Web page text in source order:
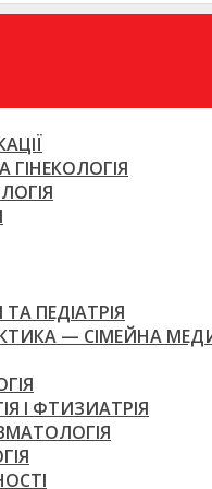
ПЕДІАТРІЯ
— СІМЕЙНА
І ФТИЗИАТРІЯ